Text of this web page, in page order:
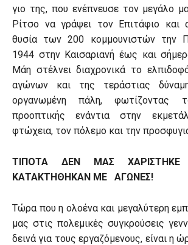
γιο της, που ενέπνευσε τον μεγάλο
Ρίτσο να γράψει τον Επιτάφιο και
θυσία των 200 κομμουνιστών την
1944 στην Καισαριανή έως και
Μάη στέλνει διαχρονικά το
αγώνων και της τεράστιας
οργανωμένη πάλη, φωτίζοντας
προοπτικής ενάντια στην
φτώχεια, τον πόλεμο και την
ΤΙΠΟΤΑ ΔΕΝ ΜΑΣ
ΚΑΤΑΚΤΗΘΗΚΑΝ ΜΕ ΑΓΩΝΕΣ!
Τώρα που η ολοένα και μεγαλύτερη
μας στις πολεμικές συγκρούσεις
δεινά για τους εργαζόμενους, είναι η